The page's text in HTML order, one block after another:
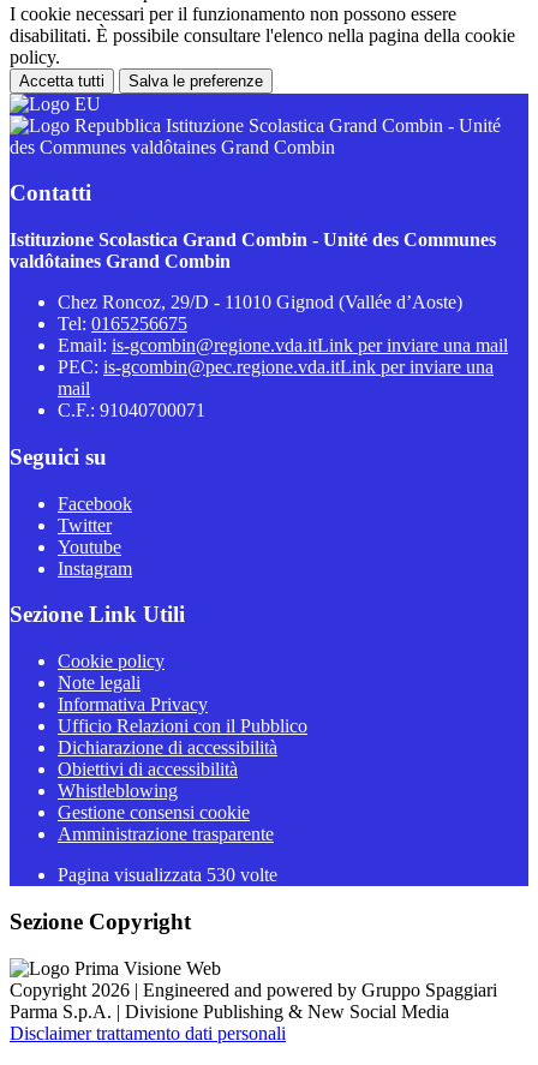
I cookie necessari per il funzionamento non possono essere
disabilitati. È possibile consultare l'elenco nella pagina della cookie
policy.
Accetta tutti Salva le preferenze
Istituzione Scolastica Grand Combin - Unité
des Communes valdôtaines Grand Combin
Contatti
Istituzione Scolastica Grand Combin - Unité des Communes
valdôtaines Grand Combin
Chez Roncoz, 29/D - 11010 Gignod (Vallée d’Aoste)
Tel: 0165256675
Email: is-gcombin@regione.vda.itLink per inviare una mail
PEC: is-gcombin@pec.regione.vda.itLink per inviare una
mail
C.F.: 91040700071
Seguici su
Facebook
Twitter
Youtube
Instagram
Sezione Link Utili
Cookie policy
Note legali
Informativa Privacy
Ufficio Relazioni con il Pubblico
Dichiarazione di accessibilità
Obiettivi di accessibilità
Whistleblowing
Gestione consensi cookie
Amministrazione trasparente
Pagina visualizzata 530 volte
Sezione Copyright
Copyright 2026 | Engineered and powered by Gruppo Spaggiari
Parma S.p.A. | Divisione Publishing & New Social Media
Disclaimer trattamento dati personali